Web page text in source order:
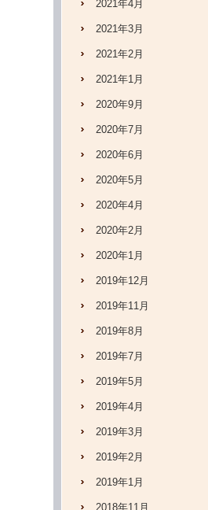
2021年4月
2021年3月
2021年2月
2021年1月
2020年9月
2020年7月
2020年6月
2020年5月
2020年4月
2020年2月
2020年1月
2019年12月
2019年11月
2019年8月
2019年7月
2019年5月
2019年4月
2019年3月
2019年2月
2019年1月
2018年11月